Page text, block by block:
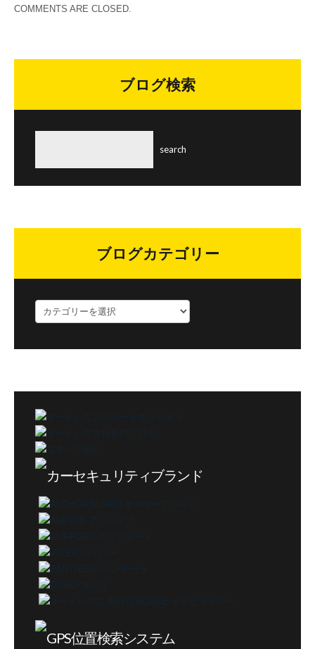
COMMENTS ARE CLOSED.
ブログ検索
ブログカテゴリー
ロ
ー